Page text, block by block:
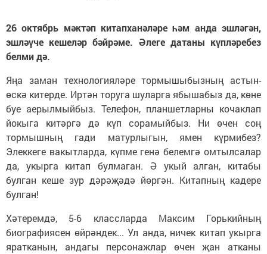
26 октябрь мәктәп китапханәләре һәм анда эшләгән,
эшләүче кешеләр бәйрәме. Әлеге датаны күпләребез
белми дә.
Яңа заман технологияләре тормышыбызның астын-
өскә китерде. Иртән торуга шуларга ябышабыз да, көне
буе аерылмыйбыз. Телефон, планшетларны кочаклап
йокыга китәргә дә күп сорамыйбыз. Ни өчен соң
тормышның гади матурлыгын, ямен күрмибез?
Элеккеге вакытларда, күпме генә белемгә омтылсалар
да, укырга китап булмаган. Ә укый алган, китабы
булган кеше зур дәрәҗәдә йөргән. Китапның кадере
булган!
Хәтеремдә, 5-6 классларда Максим Горькийның
биографиясен өйрәндек... Ул анда, ничек китап укырга
яратканын, андагы персонажлар өчен җан атканы